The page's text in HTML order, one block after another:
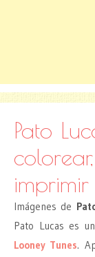
Pato
imprimir
Imágenes de
Pato Lucas es
Looney Tunes.